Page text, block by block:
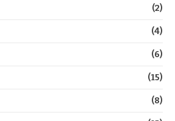
(2)
(4)
(6)
(15)
(8)